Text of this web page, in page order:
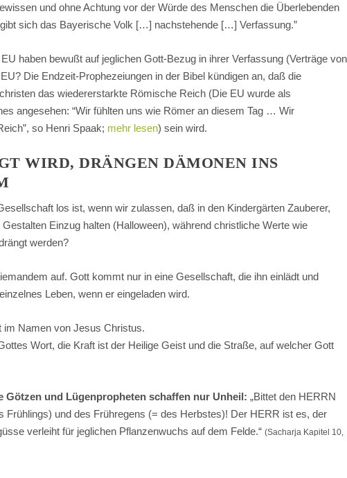
und ohne Achtung vor der Würde des Menschen die Überlebenden
sich das Bayerische Volk […] nachstehende […] Verfassung.”
haben bewußt auf jeglichen Gott-Bezug in ihrer Verfassung (Verträge von
Die Endzeit-Prophezeiungen in der Bibel kündigen an, daß die
das wiedererstarkte Römische Reich (Die EU wurde als
angesehen: “Wir fühlten uns wie Römer an diesem Tag … Wir
so Henri Spaak; mehr lesen) sein wird.
WIRD, DRÄNGEN DÄMONEN INS
los ist, wenn wir zulassen, daß in den Kindergärten Zauberer,
Einzug halten (Halloween), während christliche Werte wie
werden?
auf. Gott kommt nur in eine Gesellschaft, die ihn einlädt und
Leben, wenn er eingeladen wird.
im Namen von Jesus Christus.
Wort, die Kraft ist der Heilige Geist und die Straße, auf welcher Gott
Götzen und Lügenpropheten schaffen nur Unheil: „Bittet den HERRN
Frühlings) und des Frühregens (= des Herbstes)! Der HERR ist es, der
verleiht für jeglichen Pflanzenwuchs auf dem Felde.“ (Sacharja Kapitel 10,